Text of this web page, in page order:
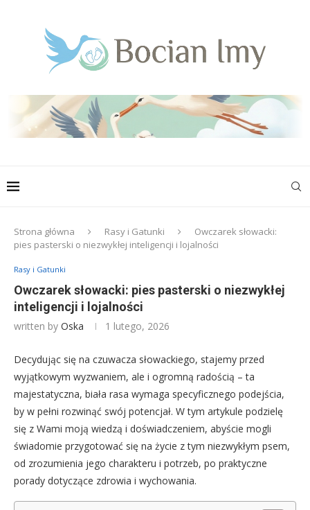
Strona główna Rasy i Gatunki
Owczarek słowacki:
pies pasterski o niezwykłej inteligencji i lojalności
Rasy i Gatunki
Owczarek słowacki: pies pasterski o niezwykłej
inteligencji i lojalności
written by Oska 1 lutego, 2026
Decydując się na czuwacza słowackiego, stajemy przed
wyjątkowym wyzwaniem, ale i ogromną radością – ta
majestatyczna, biała rasa wymaga specyficznego podejścia,
by w pełni rozwinąć swój potencjał. W tym artykule podzielę
się z Wami moją wiedzą i doświadczeniem, abyście mogli
świadomie przygotować się na życie z tym niezwykłym psem,
od zrozumienia jego charakteru i potrzeb, po praktyczne
porady dotyczące zdrowia i wychowania.